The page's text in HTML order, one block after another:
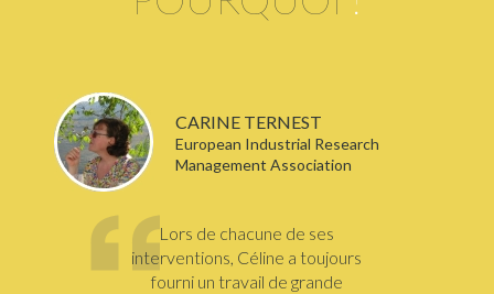
CARINE TERNEST
European Industrial Research
Management Association
Lors de chacune de ses
interventions, Céline a toujours
fourni un travail de grande